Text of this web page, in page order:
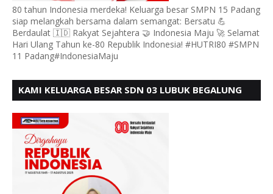
80 tahun Indonesia merdeka! Keluarga besar SMPN 15 Padang
siap melangkah bersama dalam semangat: Bersatu 💪
Berdaulat 🇮🇩 Rakyat Sejahtera 🤝 Indonesia Maju 🚀 Selamat
Hari Ulang Tahun ke-80 Republik Indonesia! #HUTRI80 #SMPN
11 Padang#IndonesiaMaju
KAMI KELUARGA BESAR SDN 03 LUBUK BEGALUNG